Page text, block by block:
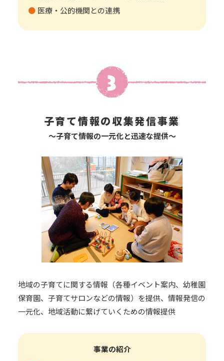
医療・公的機関との連携
子育て情報の収集発信事業
～子育て情報の一元化と迅速な提供～
地域の子育てに関する情報（各種イベント案内、幼稚園
保育園、子育てサロンなどの情報）を提供、情報発信の
一元化、地域活動に繋げていくための情報提供
事業の紹介